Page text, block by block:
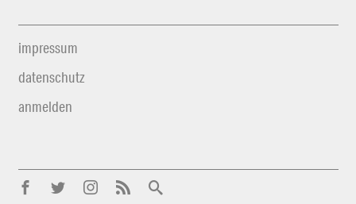
impressum
datenschutz
anmelden